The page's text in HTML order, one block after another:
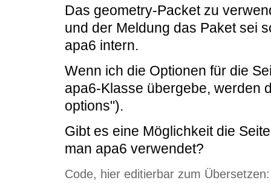
Das geometry-Packet zu
und der Meldung das Paket sei
apa6 intern.
Wenn ich die Optionen für die
apa6-Klasse übergebe, werden
options").
Gibt es eine Möglichkeit die
man apa6 verwendet?
Code, hier editierbar zum Übersetzen: